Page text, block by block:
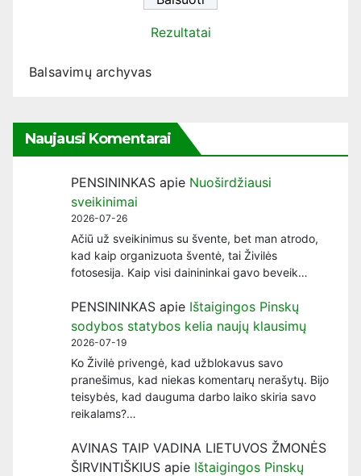
Rezultatai
Balsavimų archyvas
Naujausi Komentarai
PENSININKAS apie Nuoširdžiausi
sveikinimai
2026-07-26
Ačiū už sveikinimus su švente, bet man atrodo,
kad kaip organizuota šventė, tai Živilės
fotosesija. Kaip visi dainininkai gavo beveik…
PENSININKAS apie Ištaigingos Pinskų
sodybos statybos kelia naujų klausimų
2026-07-19
Ko Živilė privengė, kad užblokavus savo
pranešimus, kad niekas komentarų nerašytų. Bijo
teisybės, kad dauguma darbo laiko skiria savo
reikalams?…
AVINAS TAIP VADINA LIETUVOS ŽMONĖS
ŠIRVINTIŠKIUS apie Ištaigingos Pinskų